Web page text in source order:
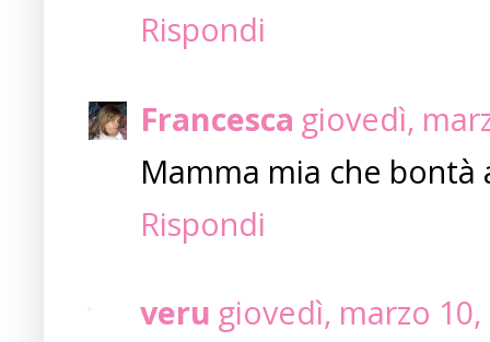
Rispondi
Francesca giovedì,
Mamma mia che bontà
Rispondi
veru giovedì, marzo 10,